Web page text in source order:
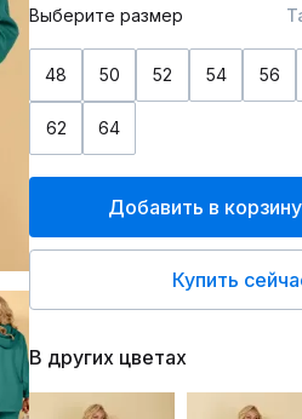
Выберите размер
48 50 52 54 56
62 64
Добавить в корзину
Купить
В других цветах